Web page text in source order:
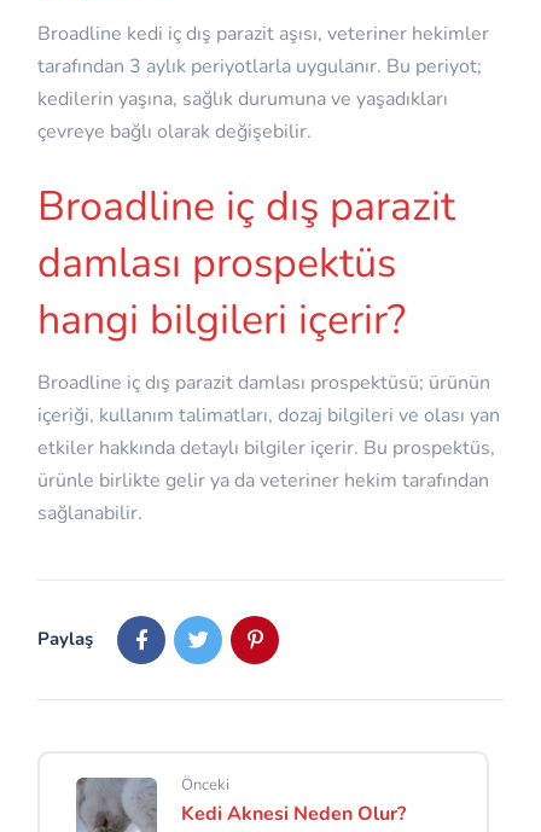
Broadline kedi iç dış parazit aşısı, veteriner hekimler
tarafından 3 aylık periyotlarla uygulanır. Bu periyot;
kedilerin yaşına, sağlık durumuna ve yaşadıkları
çevreye bağlı olarak değişebilir.
Broadline iç dış parazit
damlası prospektüs
hangi bilgileri içerir?
Broadline iç dış parazit damlası prospektüsü; ürünün
içeriği, kullanım talimatları, dozaj bilgileri ve olası yan
etkiler hakkında detaylı bilgiler içerir. Bu prospektüs,
ürünle birlikte gelir ya da veteriner hekim tarafından
sağlanabilir.
Paylaş
Önceki
Kedi Aknesi Neden Olur?